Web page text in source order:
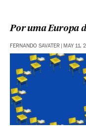
Por uma Europa
FERNANDO SAVATER | MAY 11,